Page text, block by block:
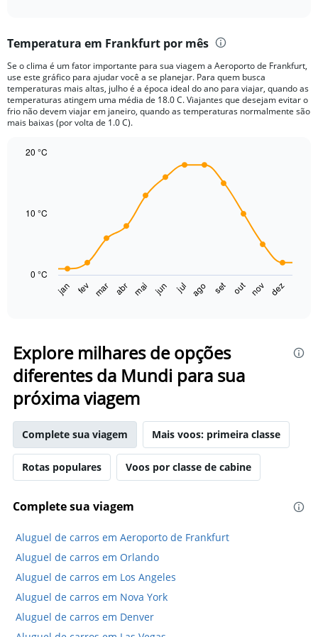
Range:
categories.
The
chart
has
1
axis
Temperatura em Frankfurt por mês
Se o clima é um fator importante para sua viagem a Aeroporto de Frankfurt,
use este gráfico para ajudar você a se planejar. Para quem busca
temperaturas mais altas, julho é a época ideal do ano para viajar, quando as
temperaturas atingem uma média de 18.0 C. Viajantes que desejam evitar o
frio não devem viajar em janeiro, quando as temperaturas normalmente são
mais baixas (por volta de 1.0 C).
data
has
categories.
Range:
14
categories.
The
has
1
Y
axis
displaying
Range:
to
jan fev mar abr mai jun jul ago set out nov dez
0 °C
10 °C
20 °C
Explore milhares de opções
diferentes da Mundi para sua
próxima viagem
Complete sua viagem Mais voos: primeira classe
Rotas populares Voos por classe de cabine
Complete sua viagem
Aluguel de carros em Aeroporto de Frankfurt
Aluguel de carros em Orlando
Aluguel de carros em Los Angeles
Aluguel de carros em Nova York
Aluguel de carros em Denver